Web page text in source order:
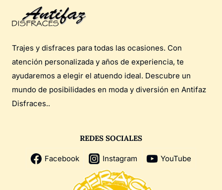
Trajes y disfraces para todas las ocasiones. Con
atención personalizada y años de experiencia, te
ayudaremos a elegir el atuendo ideal. Descubre un
mundo de posibilidades en moda y diversión en Antifaz
Disfraces..
REDES SOCIALES
Facebook Instagram YouTube